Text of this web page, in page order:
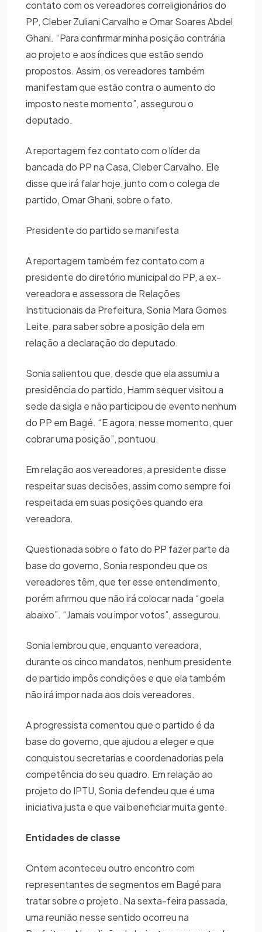
contato com os vereadores correligionários do
PP, Cleber Zuliani Carvalho e Omar Soares Abdel
Ghani. “Para confirmar minha posição contrária
ao projeto e aos índices que estão sendo
propostos. Assim, os vereadores também
manifestam que estão contra o aumento do
imposto neste momento”, assegurou o
deputado.
A reportagem fez contato com o líder da
bancada do PP na Casa, Cleber Carvalho. Ele
disse que irá falar hoje, junto com o colega de
partido, Omar Ghani, sobre o fato.
Presidente do partido se manifesta
A reportagem também fez contato com a
presidente do diretório municipal do PP, a ex-
vereadora e assessora de Relações
Institucionais da Prefeitura, Sonia Mara Gomes
Leite, para saber sobre a posição dela em
relação a declaração do deputado.
Sonia salientou que, desde que ela assumiu a
presidência do partido, Hamm sequer visitou a
sede da sigla e não participou de evento nenhum
do PP em Bagé. “E agora, nesse momento, quer
cobrar uma posição”, pontuou.
Em relação aos vereadores, a presidente disse
respeitar suas decisões, assim como sempre foi
respeitada em suas posições quando era
vereadora.
Questionada sobre o fato do PP fazer parte da
base do governo, Sonia respondeu que os
vereadores têm, que ter esse entendimento,
porém afirmou que não irá colocar nada “goela
abaixo”. “Jamais vou impor votos”, assegurou.
Sonia lembrou que, enquanto vereadora,
durante os cinco mandatos, nenhum presidente
de partido impôs condições e que ela também
não irá impor nada aos dois vereadores.
A progressista comentou que o partido é da
base do governo, que ajudou a eleger e que
conquistou secretarias e coordenadorias pela
competência do seu quadro. Em relação ao
projeto do IPTU, Sonia defendeu que é uma
iniciativa justa e que vai beneficiar muita gente.
Entidades de classe
Ontem aconteceu outro encontro com
representantes de segmentos em Bagé para
tratar sobre o projeto. Na sexta-feira passada,
uma reunião nesse sentido ocorreu na